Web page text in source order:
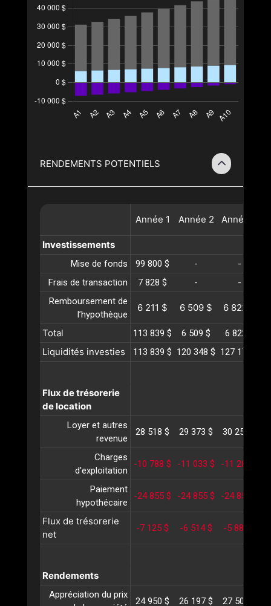
RENDEMENTS POTENTIELS
Année 1 Année 2 Année
Investissements
Mise de fonds 99 800 $ -
-
Frais de transaction
7 828 $ -
-
Remboursement de
l’hypothèque
6 211 $ 6 509 $ 6 822 $
Total 113 839 $ 6 509 $ 6 822 $
Liquidités investies 113 839 $ 120 348 $ 127 171 $
Flux de trésorerie
de location
Loyer et autres
revenue
28 518 $ 29 373 $ 30 254 $
Charges
d'exploitation
-10 788 $ -11 033 $ -11 284 $
Paiement
hypothécaire
-24 855 $ -24 855 $ -24 855 $
Flux de trésorerie
net
-7 125 $ -6 514 $ -5 884 $
Rendements
Appréciation du prix
24 950 $ 26 197 $ 27 507 $